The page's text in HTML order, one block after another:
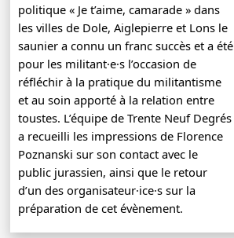
politique « Je t’aime, camarade » dans
les villes de Dole, Aiglepierre et Lons le
saunier a connu un franc succès et a été
pour les militant·e·s l’occasion de
réfléchir à la pratique du militantisme
et au soin apporté à la relation entre
toustes. L’équipe de Trente Neuf Degrés
a recueilli les impressions de Florence
Poznanski sur son contact avec le
public jurassien, ainsi que le retour
d’un des organisateur·ice·s sur la
préparation de cet évènement.